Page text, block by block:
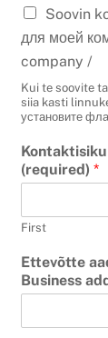
Soovin
для моей
company /
Kui te soovite
siia kasti
установите
(required)*
First
Ettevõtte
Business